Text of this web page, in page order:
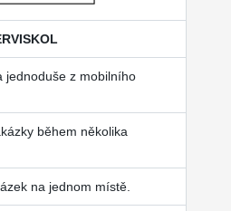
jednoduše z mobilního
během několika
na jednom místě.